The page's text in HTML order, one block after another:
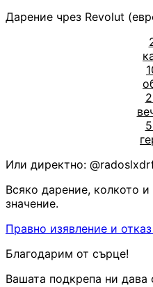
Дарение чрез Revolut
Или директно:
Всяко дарение, колкото
значение.
Правно изявление и
Благодарим от сърце!
Вашата подкрепа ни